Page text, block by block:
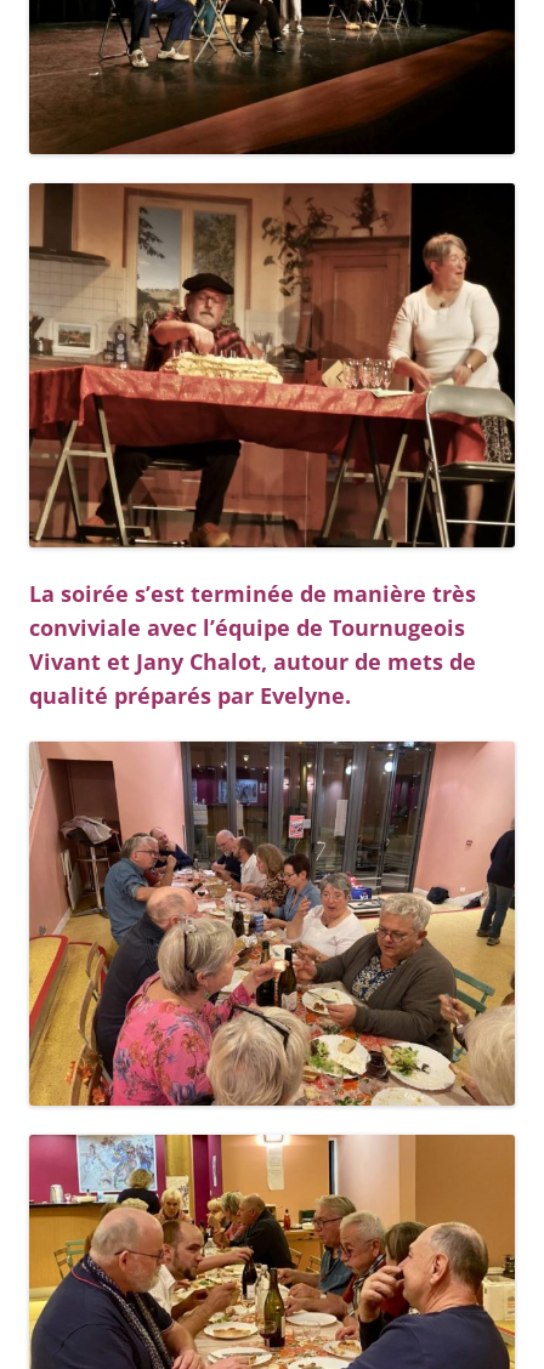
La soirée s’est terminée de manière très
conviviale avec l’équipe de Tournugeois
Vivant et Jany Chalot, autour de mets de
qualité préparés par Evelyne.